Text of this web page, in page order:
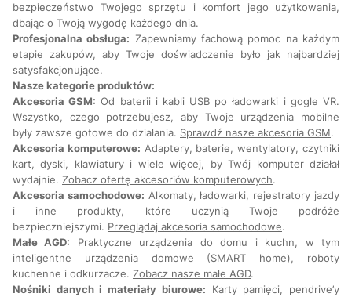
bezpieczeństwo Twojego sprzętu i komfort jego użytkowania,
dbając o Twoją wygodę każdego dnia.
Profesjonalna obsługa: Zapewniamy fachową pomoc na każdym
etapie zakupów, aby Twoje doświadczenie było jak najbardziej
satysfakcjonujące.
Nasze kategorie produktów:
Akcesoria GSM: Od baterii i kabli USB po ładowarki i gogle VR.
Wszystko, czego potrzebujesz, aby Twoje urządzenia mobilne
były zawsze gotowe do działania. Sprawdź nasze akcesoria GSM.
Akcesoria komputerowe: Adaptery, baterie, wentylatory, czytniki
kart, dyski, klawiatury i wiele więcej, by Twój komputer działał
wydajnie. Zobacz ofertę akcesoriów komputerowych.
Akcesoria samochodowe: Alkomaty, ładowarki, rejestratory jazdy
i inne produkty, które uczynią Twoje podróże
bezpieczniejszymi. Przeglądaj akcesoria samochodowe.
Małe AGD: Praktyczne urządzenia do domu i kuchn, w tym
inteligentne urządzenia domowe (SMART home), roboty
kuchenne i odkurzacze. Zobacz nasze małe AGD.
Nośniki danych i materiały biurowe: Karty pamięci, pendrive’y